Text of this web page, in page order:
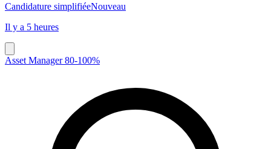
Candidature simplifiéeNouveau
Il y a 5 heures
Asset Manager 80-100%